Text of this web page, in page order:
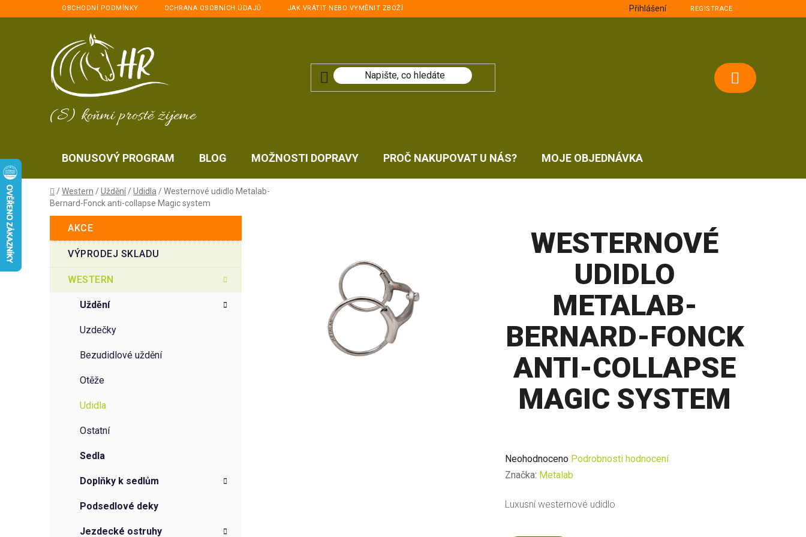
na
OBCHODNÍ PODMÍNKY OCHRANA OSOBNÍCH ÚDAJŮ JAK VRÁTIT NEBO VYMĚNIT ZBOŽÍ Přihlášení REGISTRACE
(S) koňmi prostě žijeme
NÁKUPNÍ
BONUSOVÝ PROGRAM BLOG MOŽNOSTI DOPRAVY PROČ NAKUPOVAT U NÁS? MOJE OBJEDNÁVKA
Domů
/Western /Uždění /Udidla /Westernové udidlo Metalab-
Bernard-Fonck anti-collapse Magic system
o
t
kategorie
AKCE
VÝPRODEJ SKLADU
WESTERN
uždění
uzdečky
bezudidlové uždění
otěže
udidla
ostatní
sedla
doplňky k sedlům
podsedlové deky
jezdecké ostruhy
WESTERNOVÉ
UDIDLO
METALAB-
BERNARD-FONCK
ANTI-COLLAPSE
MAGIC SYSTEM
Průměrné
hodnocení
je
Neohodnoceno Podrobnosti hodnocení
Značka: Metalab
Luxusní westernové udidlo